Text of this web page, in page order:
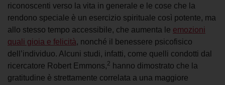
riconoscenti verso la vita in generale e le cose che la
rendono speciale è un esercizio spirituale così potente, ma
allo stesso tempo accessibile, che aumenta le emozioni
quali gioia e felicità, nonché il benessere psicofisico
dell’individuo. Alcuni studi, infatti, come quelli condotti dal
ricercatore Robert Emmons,2 hanno dimostrato che la
gratitudine è strettamente correlata a una maggiore